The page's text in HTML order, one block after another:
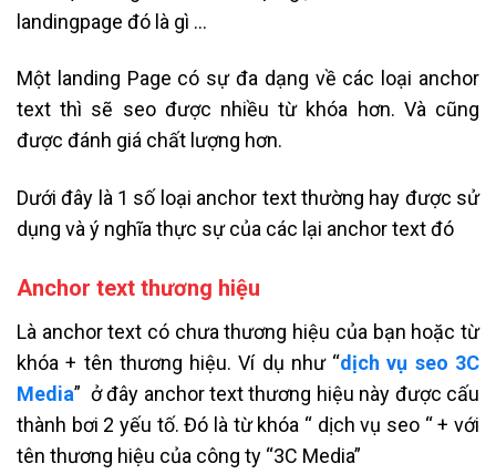
landingpage đó là gì …
Một landing Page có sự đa dạng về các loại anchor
text thì sẽ seo được nhiều từ khóa hơn. Và cũng
được đánh giá chất lượng hơn.
Dưới đây là 1 số loại anchor text thường hay được sử
dụng và ý nghĩa thực sự của các lại anchor text đó
Anchor text thương hiệu
Là anchor text có chưa thương hiệu của bạn hoặc từ
khóa + tên thương hiệu. Ví dụ như “dịch vụ seo 3C
Media” ở đây anchor text thương hiệu này được cấu
thành bơi 2 yếu tố. Đó là từ khóa “ dịch vụ seo “ + với
tên thương hiệu của công ty “3C Media”